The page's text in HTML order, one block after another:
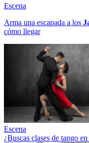
Escena
Arma una escapada a los
cómo llegar
Escena
¿Buscas clases de tango